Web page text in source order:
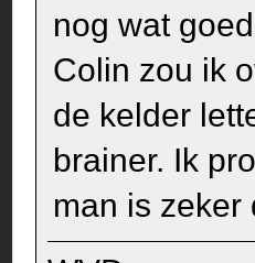
nog wat
Colin zou ik
de kelder
brainer. Ik
man is zeker